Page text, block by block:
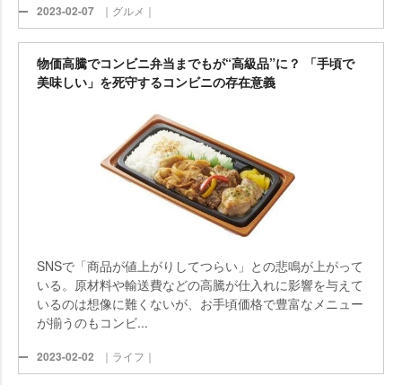
2023-02-07 ｜グルメ｜
物価高騰でコンビニ弁当までもが“高級品”に？ 「手頃で
美味しい」を死守するコンビニの存在意義
SNSで「商品が値上がりしてつらい」との悲鳴が上がって
いる。原材料や輸送費などの高騰が仕入れに影響を与えて
いるのは想像に難くないが、お手頃価格で豊富なメニュー
が揃うのもコンビ...
2023-02-02 ｜ライフ｜